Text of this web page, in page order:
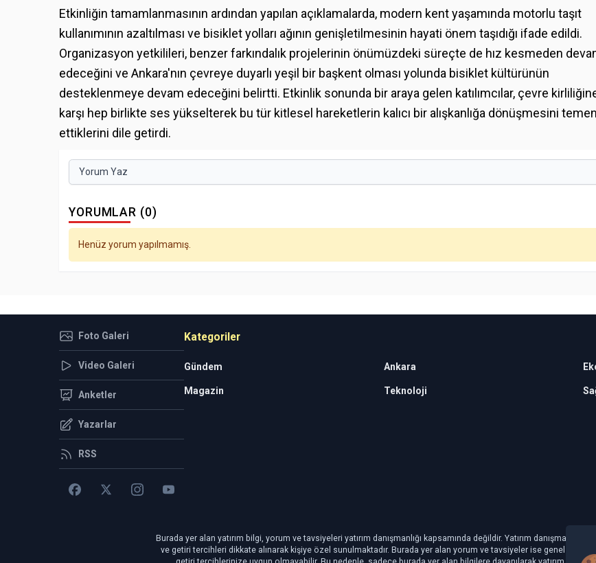
Etkinliğin tamamlanmasının ardından yapılan açıklamalarda, modern kent yaşamında motorlu taşıt
kullanımının azaltılması ve bisiklet yolları ağının genişletilmesinin hayati önem taşıdığı ifade edildi.
Organizasyon yetkilileri, benzer farkındalık projelerinin önümüzdeki süreçte de hız kesmeden
edeceğini ve Ankara'nın çevreye duyarlı yeşil bir başkent olması yolunda bisiklet kültürünün
desteklenmeye devam edeceğini belirtti. Etkinlik sonunda bir araya gelen katılımcılar, çevre
karşı hep birlikte ses yükselterek bu tür kitlesel hareketlerin kalıcı bir alışkanlığa dönüşmesini
ettiklerini dile getirdi.
Yorum Yaz
YORUMLAR (0)
Henüz yorum yapılmamış.
Foto Galeri
Video Galeri
Anketler
Yazarlar
RSS
Kategoriler
Gündem Ankara
Magazin Teknoloji
Burada yer alan yatırım bilgi, yorum ve tavsiyeleri yatırım danışmanlığı kapsamında değildir. Yatırım danışmanlığı
ve getiri tercihleri dikkate alınarak kişiye özel sunulmaktadır. Burada yer alan yorum ve tavsiyeler ise genel